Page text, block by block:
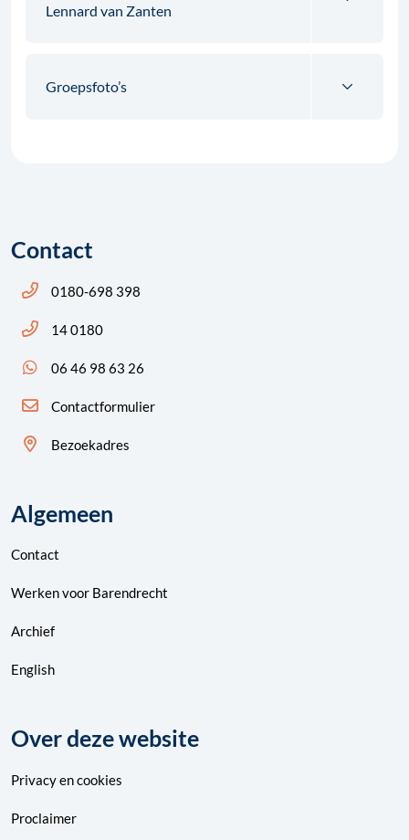
Lennard van Zanten
Groepsfoto’s
Contact
Bel ons: 14 0180
0180-698 398
Bel ons: 14 0180
14 0180
App ons: 06 46 98 63 26 (WhatsApp)
06 46 98 63 26
Contactformulier
Bezoekadres
Algemeen
Contact
Werken voor Barendrecht
Archief
English
Over deze website
Privacyencookies
Proclaimer